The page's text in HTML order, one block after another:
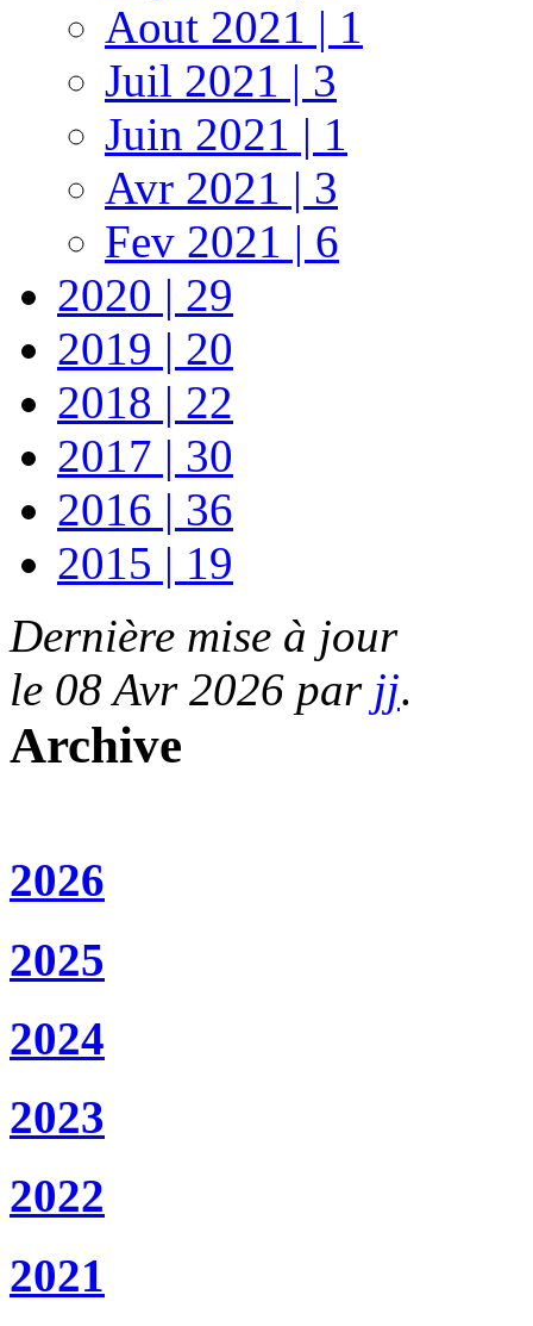
Aout 2021 | 1
Juil 2021 | 3
Juin 2021 | 1
Avr 2021 | 3
Fev 2021 | 6
2020 | 29
2019 | 20
2018 | 22
2017 | 30
2016 | 36
2015 | 19
Dernière mise à jour
le 08 Avr 2026 par jj.
Archive
2026
2025
2024
2023
2022
2021